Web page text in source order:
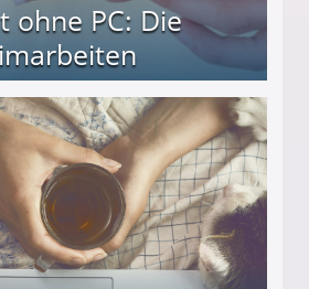
ohne PC: Die